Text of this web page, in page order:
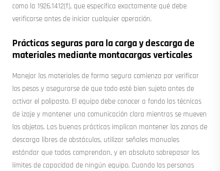
como la 1926.1412(f), que especifica exactamente qué debe
verificarse antes de iniciar cualquier operación.
Prácticas seguras para la carga y descarga de
materiales mediante montacargas verticales
Manejar los materiales de forma segura comienza por verificar
los pesos y asegurarse de que todo esté bien sujeto antes de
activar el polipasto. El equipo debe conocer a fondo las técnicas
de izaje y mantener una comunicación clara mientras se mueven
los objetos. Las buenas prácticas implican mantener las zonas de
descarga libres de obstáculos, utilizar señales manuales
estándar que todos comprendan, y en absoluto sobrepasar los
límites de capacidad de ningún equipo. Cuando las personas